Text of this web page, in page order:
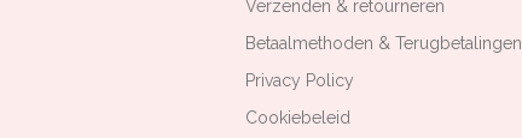
Verzenden & retourneren
Betaalmethoden & Terugbetalingen
Privacy Policy
Cookiebeleid